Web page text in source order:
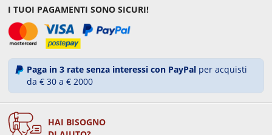
I TUOI PAGAMENTI SONO SICURI!
Paga in 3 rate senza interessi con PayPal per acquisti
da € 30 a € 2000
HAI BISOGNO